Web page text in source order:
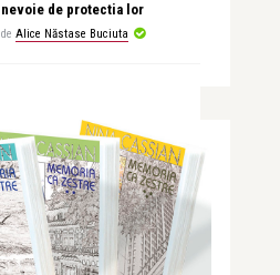
nevoie de protectia lor
de Alice Năstase Buciuta